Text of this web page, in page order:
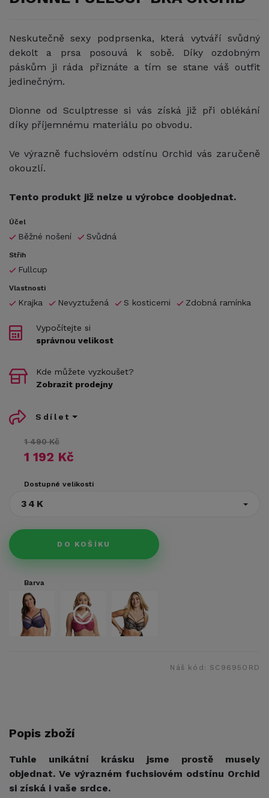
Neskutečně sexy podprsenka, která vytváří svůdný
dekolt a prsa posouvá k sobě. Díky ozdobným
páskům ji ráda přiznáte a tím se stane váš outfit
jedinečným.
Dionne od Sculptresse si vás získá již při oblékání
díky příjemnému materiálu po obvodu.
Ve výrazně fuchsiovém odstínu Orchid vás zaručeně
okouzlí.
Tento produkt již nelze u výrobce doobjednat.
Účel
Běžné nošení Svůdná
Střih
Fullcup
Vlastnosti
Krajka Nevyztužená S kosticemi Zdobná ramínka
1 490 Kč
1 192 Kč
Dostupné velikosti
34K
DO KOŠÍKU
Vypočítejte si
správnou velikost
Kde můžete vyzkoušet?
Zobrazit prodejny
Sdílet
Barva
Náš kód: SC9695ORD
Popis zboží
Tuhle unikátní krásku jsme prostě musely
objednat. Ve výrazném fuchsiovém odstínu Orchid
si získá i vaše srdce.